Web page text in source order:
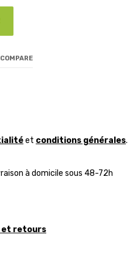
et conditions générales.
à domicile sous 48-72h
et retours